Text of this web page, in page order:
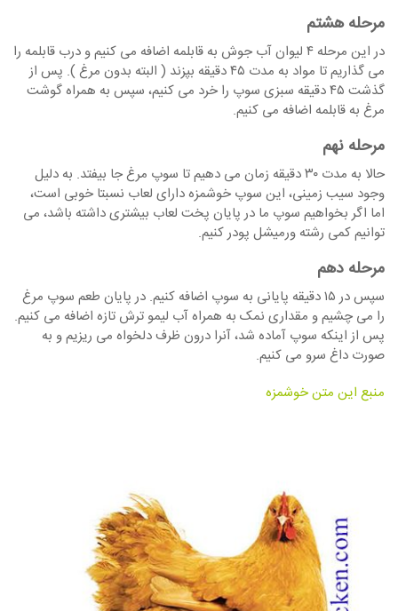
مرحله هشتم
در این مرحله ۴ لیوان آب جوش به قابلمه اضافه می کنیم و درب قابلمه را
می گذاریم تا مواد به مدت ۴۵ دقیقه بپزند ( البته بدون مرغ ). پس از
گذشت ۴۵ دقیقه سبزی سوپ را خرد می کنیم، سپس به همراه گوشت
مرغ به قابلمه اضافه می کنیم.
مرحله نهم
حالا به مدت ۳۰ دقیقه زمان می دهیم تا سوپ مرغ جا بیفتد. به دلیل
وجود سیب زمینی، این سوپ خوشمزه دارای لعاب نسبتا خوبی است،
اما اگر بخواهیم سوپ ما در پایان پخت لعاب بیشتری داشته باشد، می
توانیم کمی رشته ورمیشل پودر کنیم.
مرحله دهم
سپس در ۱۵ دقیقه پایانی به سوپ اضافه کنیم. در پایان طعم سوپ مرغ
را می چشیم و مقداری نمک به همراه آب لیمو ترش تازه اضافه می کنیم.
پس از اینکه سوپ آماده شد، آنرا درون ظرف دلخواه می ریزیم و به
صورت داغ سرو می کنیم.
منبع این متن خوشمزه